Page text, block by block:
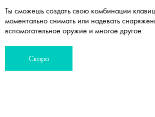
Ты сможешь создать свою комбинации
моментально снимать или надевать
вспомогательное оружие и многое другое.
Скоро